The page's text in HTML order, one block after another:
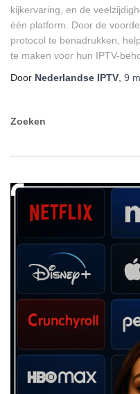
kijkervaring, en de
één platform. Door de
protocol te benadrukken,
te maken voor hun IPTV-
Door Nederlandse IPTV 9
Zoeken